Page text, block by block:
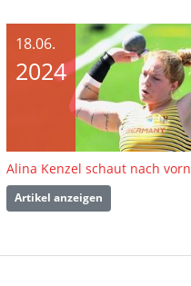
18.06.
2024
Alina Kenzel schaut nach vorn
Artikel anzeigen